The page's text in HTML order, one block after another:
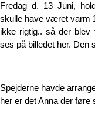
Fredag d. 13 Juni,
skulle have været varm
ikke rigtig.. så der blev
ses på billedet her. Den
Spejderne havde
her er det Anna der føre